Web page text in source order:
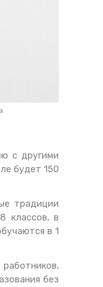
с другими
будет 150
традиции
классов, в
в 1
без